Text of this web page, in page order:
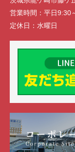
営業時間： 平日9:30
定休日： 水曜日